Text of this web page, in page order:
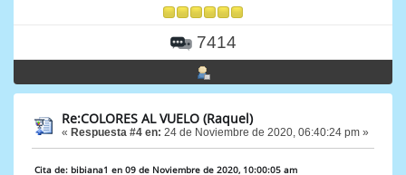
7414
Re:COLORES AL VUELO (Raquel)
« Respuesta #4 en: 24 de Noviembre de 2020, 06:40:24 pm »
Cita de: bibiana1 en 09 de Noviembre de 2020, 10:00:05 am